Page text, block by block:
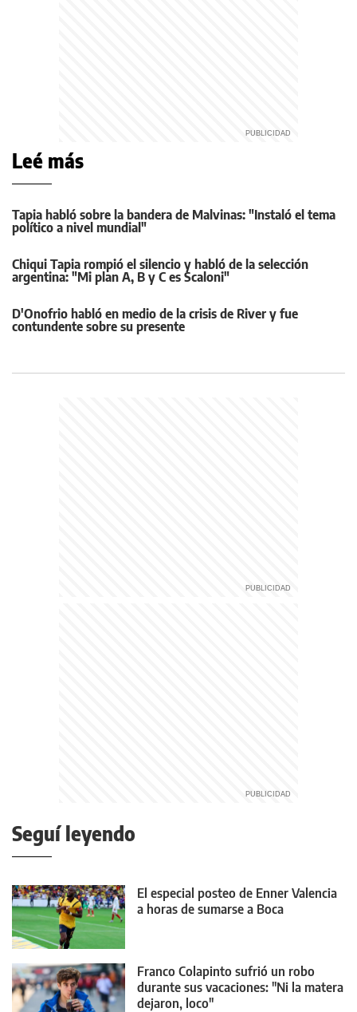
Leé más
Tapia habló sobre la bandera de Malvinas: "Instaló el tema
político a nivel mundial"
Chiqui Tapia rompió el silencio y habló de la selección
argentina: "Mi plan A, B y C es Scaloni"
D'Onofrio habló en medio de la crisis de River y fue
contundente sobre su presente
Seguí leyendo
El especial posteo de Enner Valencia
a horas de sumarse a Boca
Franco Colapinto sufrió un robo
durante sus vacaciones: "Ni la matera
dejaron, loco"